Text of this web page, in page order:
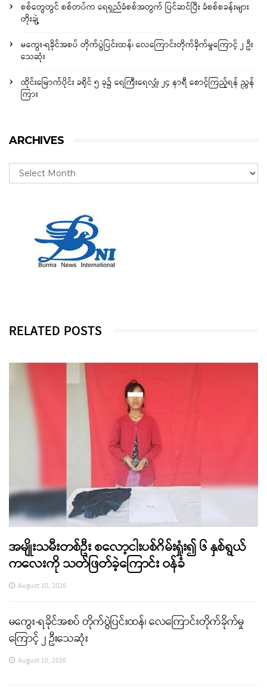
စစ်တွေတွင် စစ်တပ်က ရေရှည်ခံစစ်အတွက် ပြင်ဆင်ပြီး ခံစစ်စခန်းများ
တိုးချဲ့
မကွေး-ရခိုင်အစပ် တိုက်ပွဲပြင်းထန်၊ လေကြောင်းတိုက်ခိုက်မှုကြောင့် ၂ ဦး
သေဆုံး
ထိုင်းမြောက်ပိုင်း ခရိုင် ၅ ခု၌ ရေကြီးရေလျှံ၊ ၂၄ နာရီ စောင့်ကြည့်ရန် ညွှန်
ကြား
ARCHIVES
RELATED POSTS
အမျိုးသမီးတစ်ဦး စလော့ငါးပစ်ဂိမ်းရှုံး၍ ၆ နှစ်ရွယ်
ကလေးကို သတ်ဖြတ်ခဲ့ကြောင်း ဝန်ခံ
August 10, 2026
မကွေး-ရခိုင်အစပ် တိုက်ပွဲပြင်းထန်၊ လေကြောင်းတိုက်ခိုက်မှု
ကြောင့် ၂ ဦးသေဆုံး
August 10, 2026